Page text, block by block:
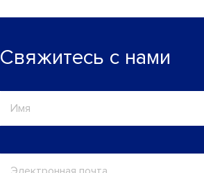
Свяжитесь с нами